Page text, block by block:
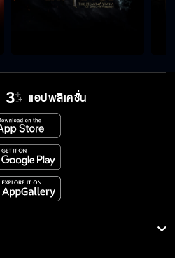
แอปพลิเคชั่น